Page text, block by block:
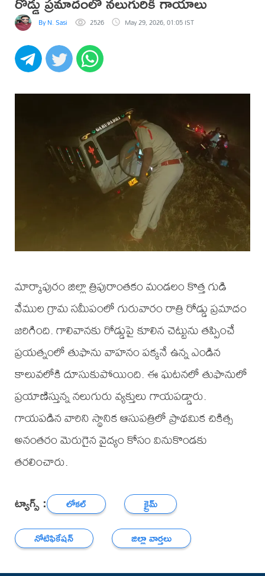
By N. Sasi 2526 May 29, 2026, 01:05 IST
మార్కాపురం జిల్లా త్రిపురాంతకం మండలం కొత్త గుడి
వేముల గ్రామ సమీపంలో గురువారం రాత్రి రోడ్డు ప్రమాదం
జరిగింది. గాలివానకు రోడ్డుపై కూలిన చెట్టును తప్పించే
ప్రయత్నంలో తుఫాను వాహనం పక్కనే ఉన్న ఎండిన
కాలువలోకి దూసుకుపోయింది. ఈ ఘటనలో తుఫానులో
ప్రయాణిస్తున్న నలుగురు వ్యక్తులు గాయపడ్డారు.
గాయపడిన వారిని స్థానిక ఆసుపత్రిలో ప్రాథమిక చికిత్స
అనంతరం మెరుగైన వైద్యం కోసం వినుకొండకు
తరలించారు.
ట్యాగ్స్ : లోకల్
క్రైమ్
నోటిఫికేషన్
జిల్లా వార్తలు